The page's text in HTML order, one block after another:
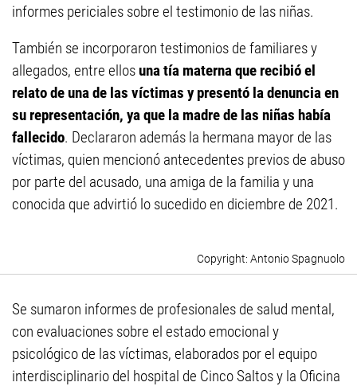
informes periciales sobre el testimonio de las niñas.
También se incorporaron testimonios de familiares y
allegados, entre ellosuna tía materna que recibió el
relato de una de las víctimas y presentó la denuncia en
su representación, ya que la madre de las niñas había
fallecido. Declararon además la hermana mayor de las
víctimas, quien mencionó antecedentes previos de abuso
por parte del acusado, una amiga de la familia y una
conocida que advirtió lo sucedido en diciembre de 2021.
Antonio Spagnuolo
Se sumaron informes de profesionales de salud mental,
con evaluaciones sobre el estado emocional y
psicológico de las víctimas, elaborados por el equipo
interdisciplinario del hospital de Cinco Saltos y la Oficina